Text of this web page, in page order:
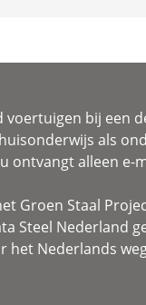
voertuigen bij een
als
ontvangt alleen e-
Groen Staal
Steel Nederland
het Nederlands